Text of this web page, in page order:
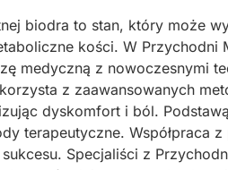
biodra to stan, który może
kości. W
medyczną z nowoczesnymi
z zaawansowanych
dyskomfort i ból.
terapeutyczne. Współpraca
Specjaliści z